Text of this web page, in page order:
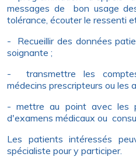
messages de bon usage
tolérance, écouter le ressenti
- Recueillir des données
soignante ;
- transmettre les
médecins prescripteurs ou les
- mettre au point avec
d'examens médicaux ou
Les patients intéressés
spécialiste pour y participer.